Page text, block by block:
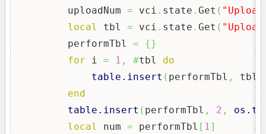
        uploadNum
= vci . state . Get (
local
tbl = vci . state . Get (
        performTbl
= {}
for i = 1 , #tbl do
table.insert ( performTbl , tbl
end
table.insert ( performTbl , 2 ,
local
num = performTbl [ 1]